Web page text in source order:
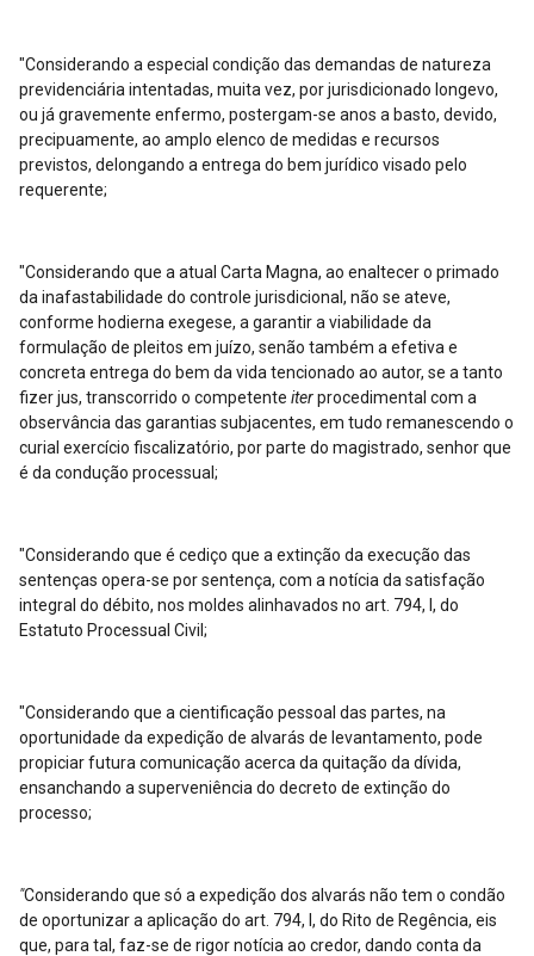
"Considerando a especial condição das demandas de natureza
previdenciária intentadas, muita vez, por jurisdicionado longevo,
ou já gravemente enfermo, postergam-se anos a basto, devido,
precipuamente, ao amplo elenco de medidas e recursos
previstos, delongando a entrega do bem jurídico visado pelo
requerente;
"Considerando que a atual Carta Magna, ao enaltecer o primado
da inafastabilidade do controle jurisdicional, não se ateve,
conforme hodierna exegese, a garantir a viabilidade da
formulação de pleitos em juízo, senão também a efetiva e
concreta entrega do bem da vida tencionado ao autor, se a tanto
fizer jus, transcorrido o competente iterprocedimental com a
observância das garantias subjacentes, em tudo remanescendo o
curial exercício fiscalizatório, por parte do magistrado, senhor que
é da condução processual;
"Considerando que é cediço que a extinção da execução das
sentenças opera-se por sentença, com a notícia da satisfação
integral do débito, nos moldes alinhavados no art. 794, I, do
Estatuto Processual Civil;
"Considerando que a cientificação pessoal das partes, na
oportunidade da expedição de alvarás de levantamento, pode
propiciar futura comunicação acerca da quitação da dívida,
ensanchando a superveniência do decreto de extinção do
processo;
"Considerando que só a expedição dos alvarás não tem o condão
de oportunizar a aplicação do art. 794, I, do Rito de Regência, eis
que, para tal, faz-se de rigor notícia ao credor, dando conta da